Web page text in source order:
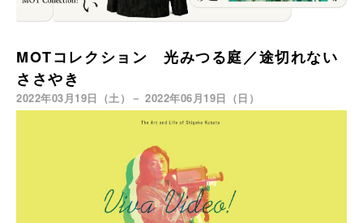
MOTコレクション 光みつる庭／途切れない
ささやき
2022年03月19日（土）－ 2022年06月19日（日）